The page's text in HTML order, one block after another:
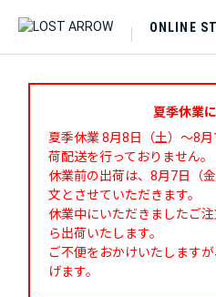
ONLINE
夏季休業
夏季休業 8月8日（土）～8
荷配送を行っておりません。
休業前の出荷は、8月7日（
文とさせていただきます。
休業中にいただきましたご
ら出荷いたします。
ご不便をおかけいたします
げます。